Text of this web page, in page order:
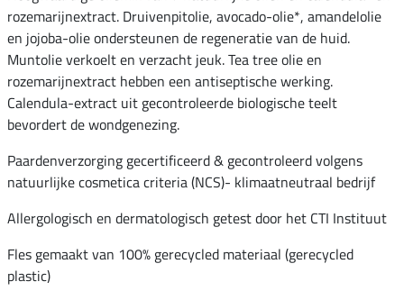
rozemarijnextract. Druivenpitolie, avocado-olie*, amandelolie
en jojoba-olie ondersteunen de regeneratie van de huid.
Muntolie verkoelt en verzacht jeuk. Tea tree olie en
rozemarijnextract hebben een antiseptische werking.
Calendula-extract uit gecontroleerde biologische teelt
bevordert de wondgenezing.
Paardenverzorging gecertificeerd & gecontroleerd volgens
natuurlijke cosmetica criteria (NCS)- klimaatneutraal bedrijf
Allergologisch en dermatologisch getest door het CTI Instituut
Fles gemaakt van 100% gerecycled materiaal (gerecycled
plastic)